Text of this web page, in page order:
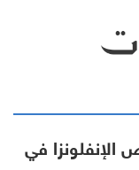
الإنفلونزا في